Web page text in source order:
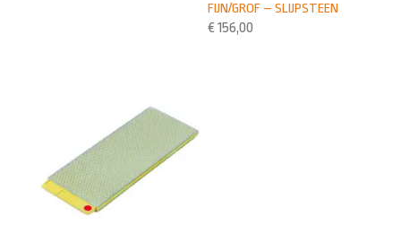
FIJN/GROF – SLIJPSTEEN
€ 156,00